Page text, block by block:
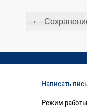
Написать
Режим